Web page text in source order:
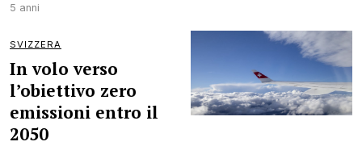
5 anni
SVIZZERA
In volo verso
l’obiettivo zero
emissioni entro il
2050